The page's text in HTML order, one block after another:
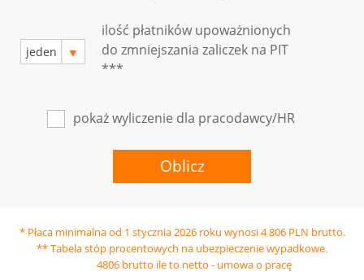
ilość płatników upoważnionych
do zmniejszania zaliczek na PIT
***
pokaż wyliczenie dla pracodawcy/HR
Oblicz
* Płaca minimalna od 1 stycznia 2026 roku wynosi 4 806 PLN brutto.
** Tabela stóp procentowych na ubezpieczenie wypadkowe.
4806 brutto ile to netto - umowa o pracę